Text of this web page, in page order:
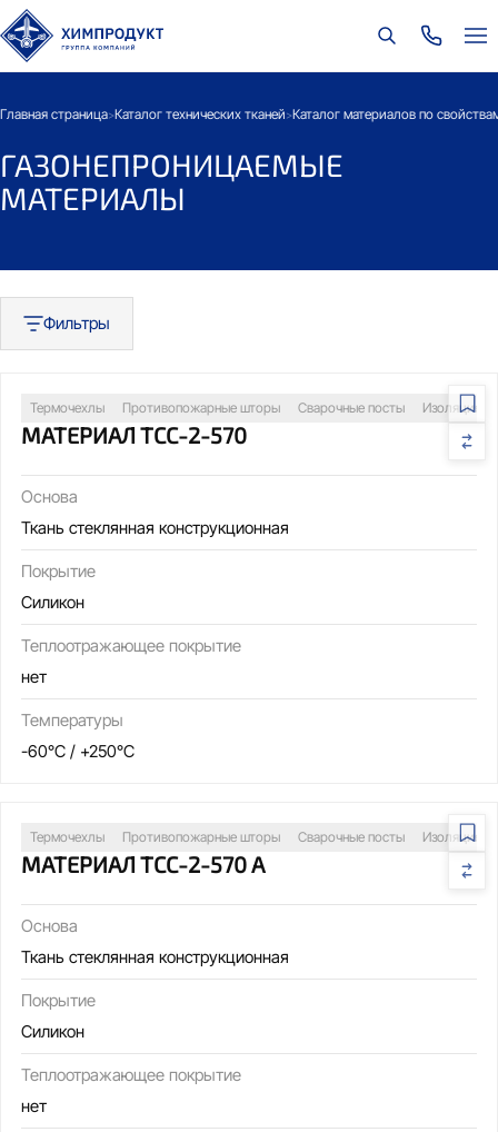
Главная страница>Каталог технических тканей>Каталог материалов по
ГАЗОНЕПРОНИЦАЕМЫЕ
МАТЕРИАЛЫ
Фильтры
Термочехлы Противопожарные шторы Сварочные посты Изоляция
МАТЕРИАЛ ТСС-2-570
Основа
Ткань стеклянная конструкционная
Покрытие
Силикон
Теплоотражающее покрытие
нет
Температуры
-60°C / +250°C
Термочехлы Противопожарные шторы Сварочные посты Изоляция
МАТЕРИАЛ ТСС-2-570 А
Основа
Ткань стеклянная конструкционная
Покрытие
Силикон
Теплоотражающее покрытие
нет